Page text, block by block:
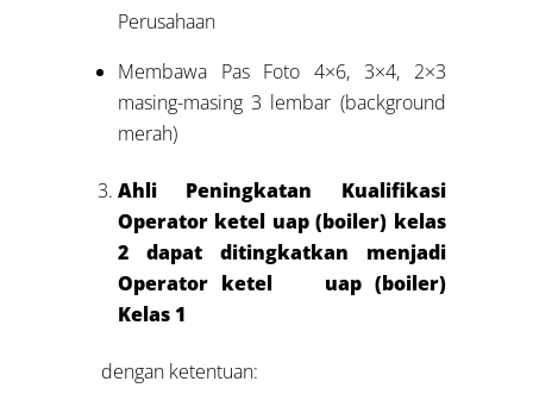
Perusahaan
Membawa Pas Foto 4×6, 3×4, 2×3
masing-masing 3 lembar (background
merah)
Ahli Peningkatan Kualifikasi
Operator ketel uap (boiler) kelas
2 dapat ditingkatkan menjadi
Operator ketel uap (boiler)
Kelas 1
dengan ketentuan: